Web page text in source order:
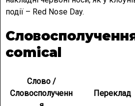
події – Red Nose Day.
comical
Слово /
Словосполученн
Переклад